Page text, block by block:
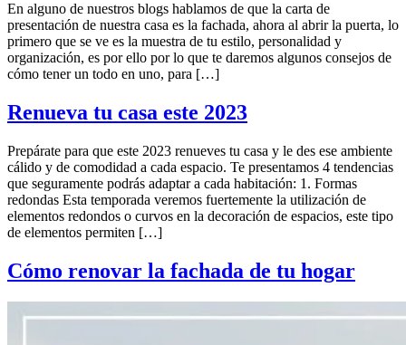
En alguno de nuestros blogs hablamos de que la carta de
presentación de nuestra casa es la fachada, ahora al abrir la puerta, lo
primero que se ve es la muestra de tu estilo, personalidad y
organización, es por ello por lo que te daremos algunos consejos de
cómo tener un todo en uno, para […]
Renueva tu casa este 2023
Prepárate para que este 2023 renueves tu casa y le des ese ambiente
cálido y de comodidad a cada espacio. Te presentamos 4 tendencias
que seguramente podrás adaptar a cada habitación: 1. Formas
redondas Esta temporada veremos fuertemente la utilización de
elementos redondos o curvos en la decoración de espacios, este tipo
de elementos permiten […]
Cómo renovar la fachada de tu hogar